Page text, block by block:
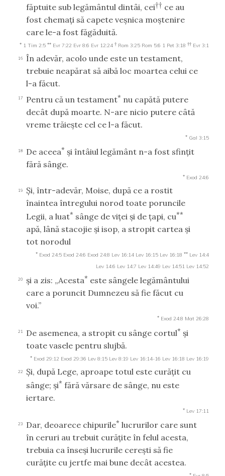
făptuite sub legământul dintâi, cei†† ce au
fost chemaţi să capete veşnica moştenire
care le-a fost făgăduită.
* 1 Tim 2:5 ** Evr 7:22 Evr 8:6 Evr 12:24 † Rom 3:25 Rom 5:6 1 Pet 3:18 †† Evr 3:1
16
În adevăr, acolo unde este un testament,
trebuie neapărat să aibă loc moartea celui ce
l-a făcut.
17 Pentru că un testament* nu capătă putere
decât după moarte. N-are nicio putere câtă
vreme trăieşte cel ce l-a făcut.
* Gal 3:15
18 De aceea* şi întâiul legământ n-a fost sfinţit
fără sânge.
* Exod 24:6
19
Şi, într-adevăr, Moise, după ce a rostit
înaintea întregului norod toate poruncile
Legii, a luat* sânge de viţei şi de ţapi, cu**
apă, lână stacojie şi isop, a stropit cartea şi
tot norodul
* Exod 24:5 Exod 24:6 Exod 24:8 Lev 16:14 Lev 16:15 Lev 16:18 ** Lev 14:4
Lev 14:6 Lev 14:7 Lev 14:49 Lev 14:51 Lev 14:52
20 şi a zis: „Acesta* este sângele legământului
care a poruncit Dumnezeu să fie făcut cu
voi.”
* Exod 24:8 Mat 26:28
21 De asemenea, a stropit cu sânge cortul* şi
toate vasele pentru slujbă.
* Exod 29:12 Exod 29:36 Lev 8:15 Lev 8:19 Lev 16:14-16 Lev 16:18 Lev 16:19
22
Şi, după Lege, aproape totul este curăţit cu
sânge; şi* fără vărsare de sânge, nu este
iertare.
* Lev 17:11
23 Dar, deoarece chipurile* lucrurilor care sunt
în ceruri au trebuit curăţite în felul acesta,
trebuia ca înseşi lucrurile cereşti să fie
curăţite cu jertfe mai bune decât acestea.
*